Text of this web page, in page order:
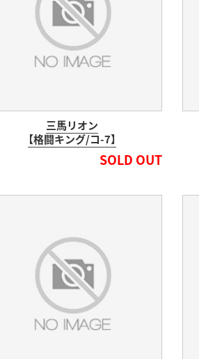
三馬リオン
【格闘キング/コ-7】
SOLD OUT